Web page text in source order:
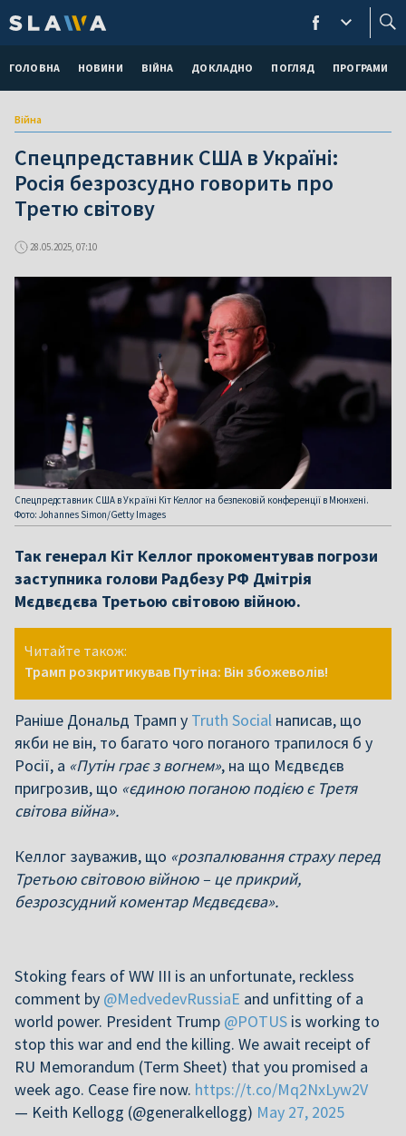
ГОЛОВНА НОВИНИ ВІЙНА ДОКЛАДНО ПОГЛЯД ПРОГРАМИ
Війна
Спецпредставник США в Україні:
Росія безрозсудно говорить про
Третю світову
28.05.2025, 07:10
Спецпредставник США в Україні Кіт Келлог на безпековій конференції в Мюнхені.
Фото: Johannes Simon/Getty Images
Так генерал Кіт Келлог прокоментував погрози
заступника голови Радбезу РФ Дмітрія
Мєдвєдєва Третьою світовою війною.
Читайте також:
Трамп розкритикував Путіна: Він збожеволів!
Раніше Дональд Трамп у Truth Social написав, що
якби не він, то багато чого поганого трапилося б у
Росії, а «Путін грає з вогнем», на що Мєдвєдєв
пригрозив, що «єдиною поганою подією є Третя
світова війна».
Келлог зауважив, що «розпалювання страху перед
Третьою світовою війною – це прикрий,
безрозсудний коментар Мєдвєдєва».
Stoking fears of WW III is an unfortunate, reckless
comment by @MedvedevRussiaE and unfitting of a
world power. President Trump @POTUS is working to
stop this war and end the killing. We await receipt of
RU Memorandum (Term Sheet) that you promised a
week ago. Cease fire now. https://t.co/Mq2NxLyw2V
— Keith Kellogg (@generalkellogg) May 27, 2025